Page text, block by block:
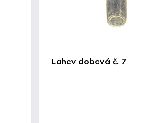
Lahev dobová č. 7